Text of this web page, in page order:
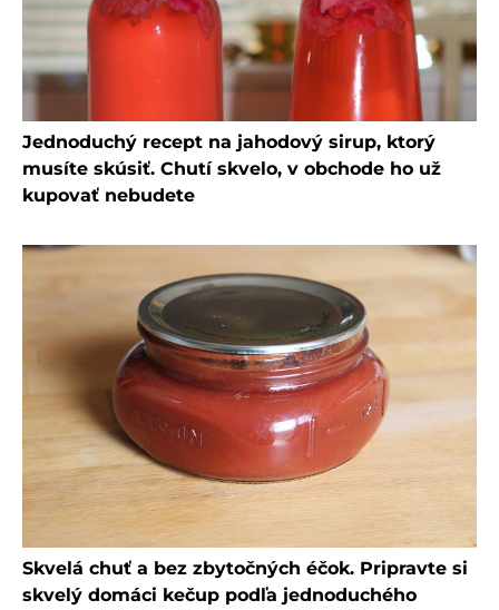
Jednoduchý recept na jahodový sirup, ktorý
musíte skúsiť. Chutí skvelo, v obchode ho už
kupovať nebudete
Skvelá chuť a bez zbytočných éčok. Pripravte si
skvelý domáci kečup podľa jednoduchého